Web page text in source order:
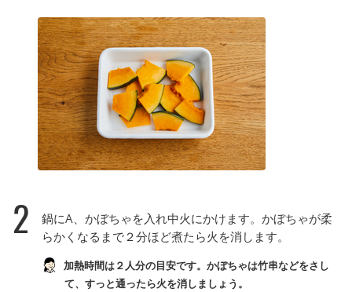
2
鍋にA、かぼちゃを入れ中火にかけます。かぼちゃが柔
らかくなるまで２分ほど煮たら火を消します。
加熱時間は２人分の目安です。かぼちゃは竹串などをさし
て、すっと通ったら火を消しましょう。